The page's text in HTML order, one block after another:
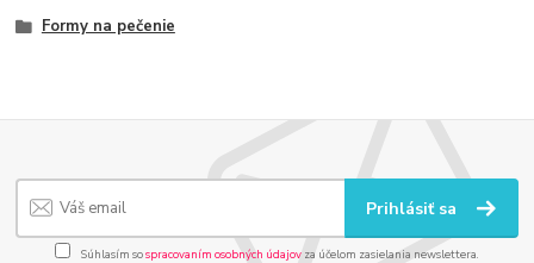
Formy na pečenie
Prihlásiť sa
Súhlasím sospracovaním osobných údajov za účelom zasielania newslettera.